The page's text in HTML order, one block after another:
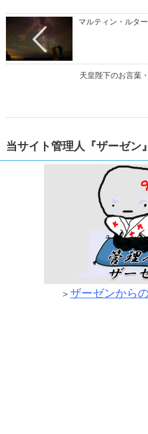
マルティン・ルタ
天皇陛下のお言葉
当サイト管理人『ザーゼン』
＞ ザーゼンから